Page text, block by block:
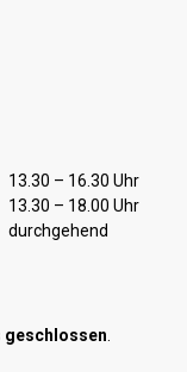
Nachmittag
13.30 – 16.30 Uhr
13.30 – 18.00 Uhr
durchgehend
geschlossen